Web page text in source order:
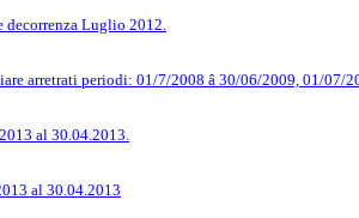
Luglio 2012.
arretrati periodi: 01/7/2008 â 30/06/2009, 01/07/
al 30.04.2013.
al 30.04.2013